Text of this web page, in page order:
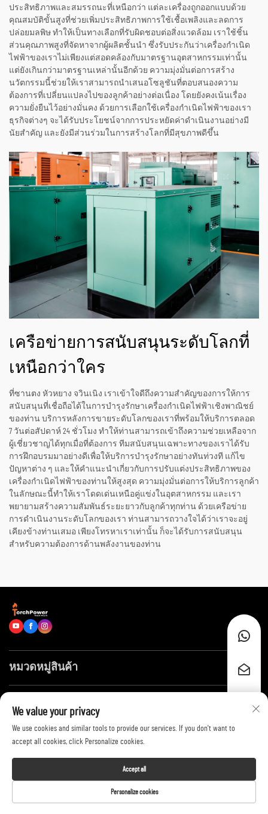
ประสิทธิภาพและสมรรถนะที่เหนือกว่า แต่ละเครื่องถูกออกแบบด้วย
คุณสมบัติขั้นสูงที่ช่วยเพิ่มประสิทธิภาพการใช้เชื้อเพลิงและลดการ
ปล่อยมลพิษ ทำให้เป็นทางเลือกที่รับผิดชอบต่อสิ่งแวดล้อม เราใช้ชิ้น
ส่วนคุณภาพสูงที่จัดหาจากผู้ผลิตชั้นนำ ซึ่งรับประกันว่าเครื่องกำเนิด
ไฟฟ้าของเราไม่เพียงแต่สอดคล้องกับมาตรฐานอุตสาหกรรมเท่านั้น
แต่ยังเกินกว่ามาตรฐานเหล่านั้นอีกด้วย ความมุ่งมั่นต่อการสร้าง
นวัตกรรมนี้ช่วยให้เราสามารถนำเสนอโซลูชันที่ตอบสนองความ
ต้องการที่เปลี่ยนแปลงไปของลูกค้าอย่างต่อเนื่อง โดยยังคงเน้นเรื่อง
ความยั่งยืนไว้อย่างมั่นคง ด้วยการเลือกใช้เครื่องกำเนิดไฟฟ้าของเรา
ธุรกิจต่างๆ จะได้รับประโยชน์จากการประหยัดค่าดำเนินงานอย่างมี
นัยสำคัญ และยังมีส่วนร่วมในการสร้างโลกที่มีสุขภาพดีขึ้น
เครือข่ายการสนับสนุนระดับโลกที่
เหนือกว่าใคร
ที่ซานตง หัวหยาง จวินเนิง เราเข้าใจดีถึงความสำคัญของการให้การ
สนับสนุนที่เชื่อถือได้ในการบำรุงรักษาเครื่องกำเนิดไฟฟ้าเชิงพาณิชย์
ของท่าน บริการหลังการขายระดับโลกของเราที่พร้อมให้บริการตลอด
7 วันต่อสัปดาห์ 24 ชั่วโมง ทำให้ท่านสามารถเข้าถึงความช่วยเหลือจาก
ผู้เชี่ยวชาญได้ทุกเมื่อที่ต้องการ ทีมสนับสนุนเฉพาะทางของเราได้รับ
การฝึกอบรมมาอย่างดีเพื่อให้บริการบำรุงรักษาอย่างทันท่วงที แก้ไข
ปัญหาต่าง ๆ และให้คำแนะนำเกี่ยวกับการปรับแต่งประสิทธิภาพของ
เครื่องกำเนิดไฟฟ้าของท่านให้สูงสุด ความมุ่งมั่นต่อการให้บริการลูกค้า
ในลักษณะนี้ทำให้เราโดดเด่นเหนือคู่แข่งในอุตสาหกรรม และเรา
พยายามสร้างความสัมพันธ์ระยะยาวกับลูกค้าทุกท่าน ด้วยเครือข่าย
การดำเนินงานระดับโลกของเรา ท่านสามารถวางใจได้ว่าเราจะอยู่
เคียงข้างท่านเสมอ เพียงโทรหาเราเท่านั้น ก็จะได้รับการสนับสนุน
สำหรับความต้องการด้านพลังงานของท่าน
หมวดหมู่สินค้า
ติดต่อเรา
Copyright © 2026 by Shandong Huayang Juneng Electric Power Technology
We value your privacy
We use cookies and similar tools to provide our services. If you don't want to
accept all cookies, click Personalize cookies.
Personalize cookies
Accept all